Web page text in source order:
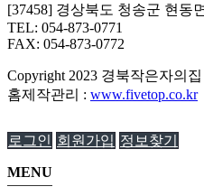
[37458] 경상북도 청송군 현동
TEL: 054-873-0771
FAX: 054-873-0772
Copyright 2023 경북작은자의집
홈제작관리 : www.fivetop.co.kr
로그인 회원가입 정보찾기
MENU